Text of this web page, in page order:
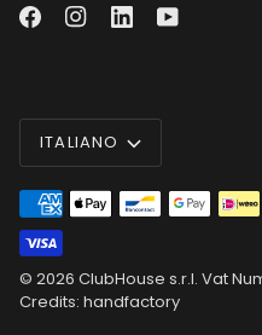
Lingua
ITALIANO
© 2026 ClubHouse s.r.l. Vat
Credits: handfactory